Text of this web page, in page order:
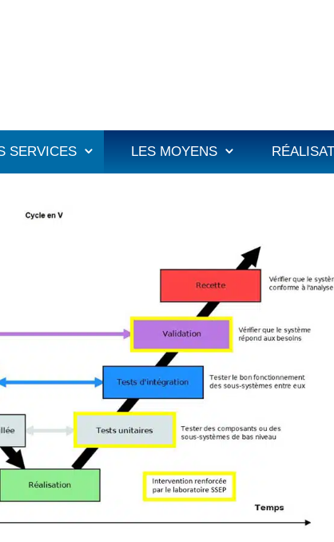
SERVICES LES MOYENS